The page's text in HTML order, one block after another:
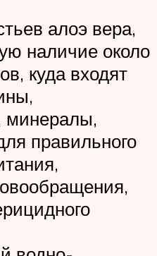
алоэ вера,
наличие около
куда входят
минералы,
правильного